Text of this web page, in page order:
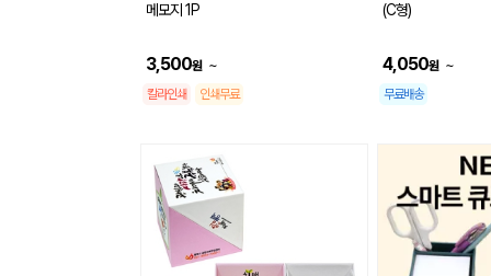
메모지 1P
3,500원 ~
칼라인쇄 인쇄무료
(C형)
4,050원 ~
무료배송